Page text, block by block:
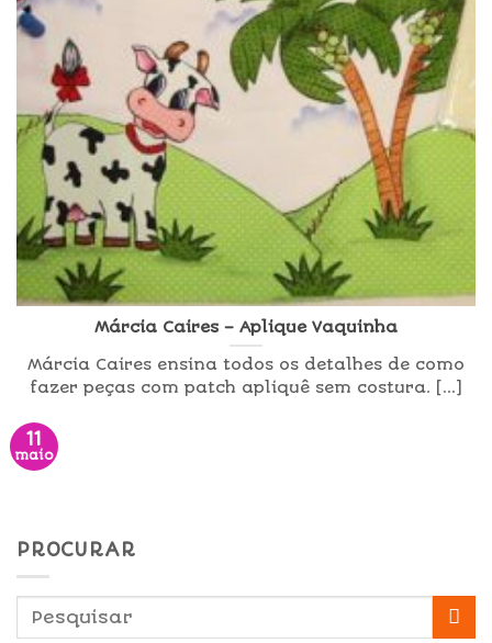
Márcia Caires – Aplique Vaquinha
Márcia Caires ensina todos os detalhes de como
fazer peças com patch apliquê sem costura. [...]
11
maio
PROCURAR